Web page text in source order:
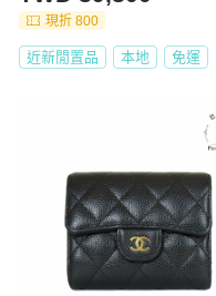
現折 800
近新閒置品 本地 免運